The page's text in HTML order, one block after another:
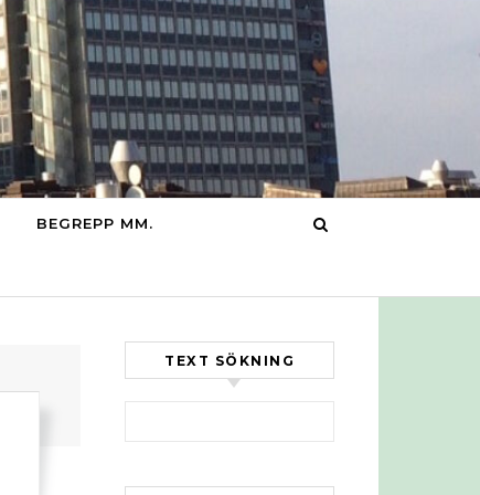
BEGREPP MM.
TEXT SÖKNING